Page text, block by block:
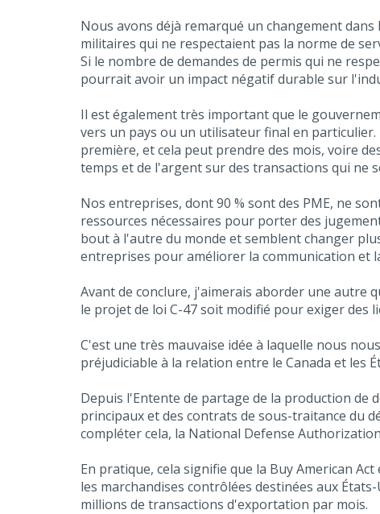
Nous avons déjà remarqué un changement
militaires qui ne respectaient pas la norme de
Si le nombre de demandes de permis qui ne
pourrait avoir un impact négatif durable sur
Il est également très important que le
vers un pays ou un utilisateur final en
première, et cela peut prendre des mois, voire
temps et de l'argent sur des transactions qui ne
Nos entreprises, dont 90 % sont des PME, ne
ressources nécessaires pour porter des
bout à l'autre du monde et semblent changer
entreprises pour améliorer la communication et
Avant de conclure, j'aimerais aborder une autre
le projet de loi C-47 soit modifié pour exiger des
C'est une très mauvaise idée à laquelle nous
préjudiciable à la relation entre le Canada et les
Depuis l'Entente de partage de la production de
principaux et des contrats de sous-traitance du
compléter cela, la National Defense
En pratique, cela signifie que la Buy American
les marchandises contrôlées destinées aux
millions de transactions d'exportation par mois.